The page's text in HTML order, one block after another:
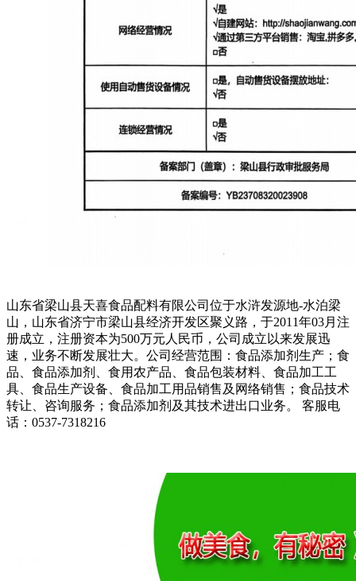
山东省梁山县天喜食品配料有限公司位于水浒发源地-水泊梁
山，山东省济宁市梁山县经济开发区聚义路，于2011年03月注
册成立，注册资本为500万元人民币，公司成立以来发展迅
速，业务不断发展壮大。公司经营范围：食品添加剂生产；食
品、食品添加剂、食用农产品、食品包装材料、食品加工工
具、食品生产设备、食品加工用品销售及网络销售；食品技术
转让、咨询服务；食品添加剂及其技术进出口业务。 客服电
话：0537-7318216